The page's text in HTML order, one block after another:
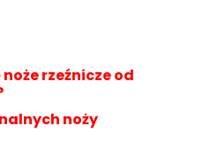
rzeźnicze od
noży